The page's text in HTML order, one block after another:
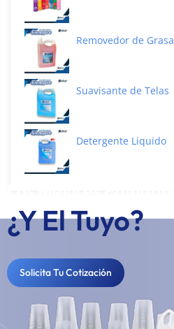
Removedor de Grasa
Suavisante de Telas
Detergente Liquido
¿Y El Tuyo?
Solicita Tu Cotización